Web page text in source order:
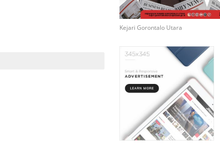
Kejari Gorontalo Utara